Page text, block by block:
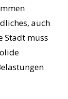
auch
Stadt muss